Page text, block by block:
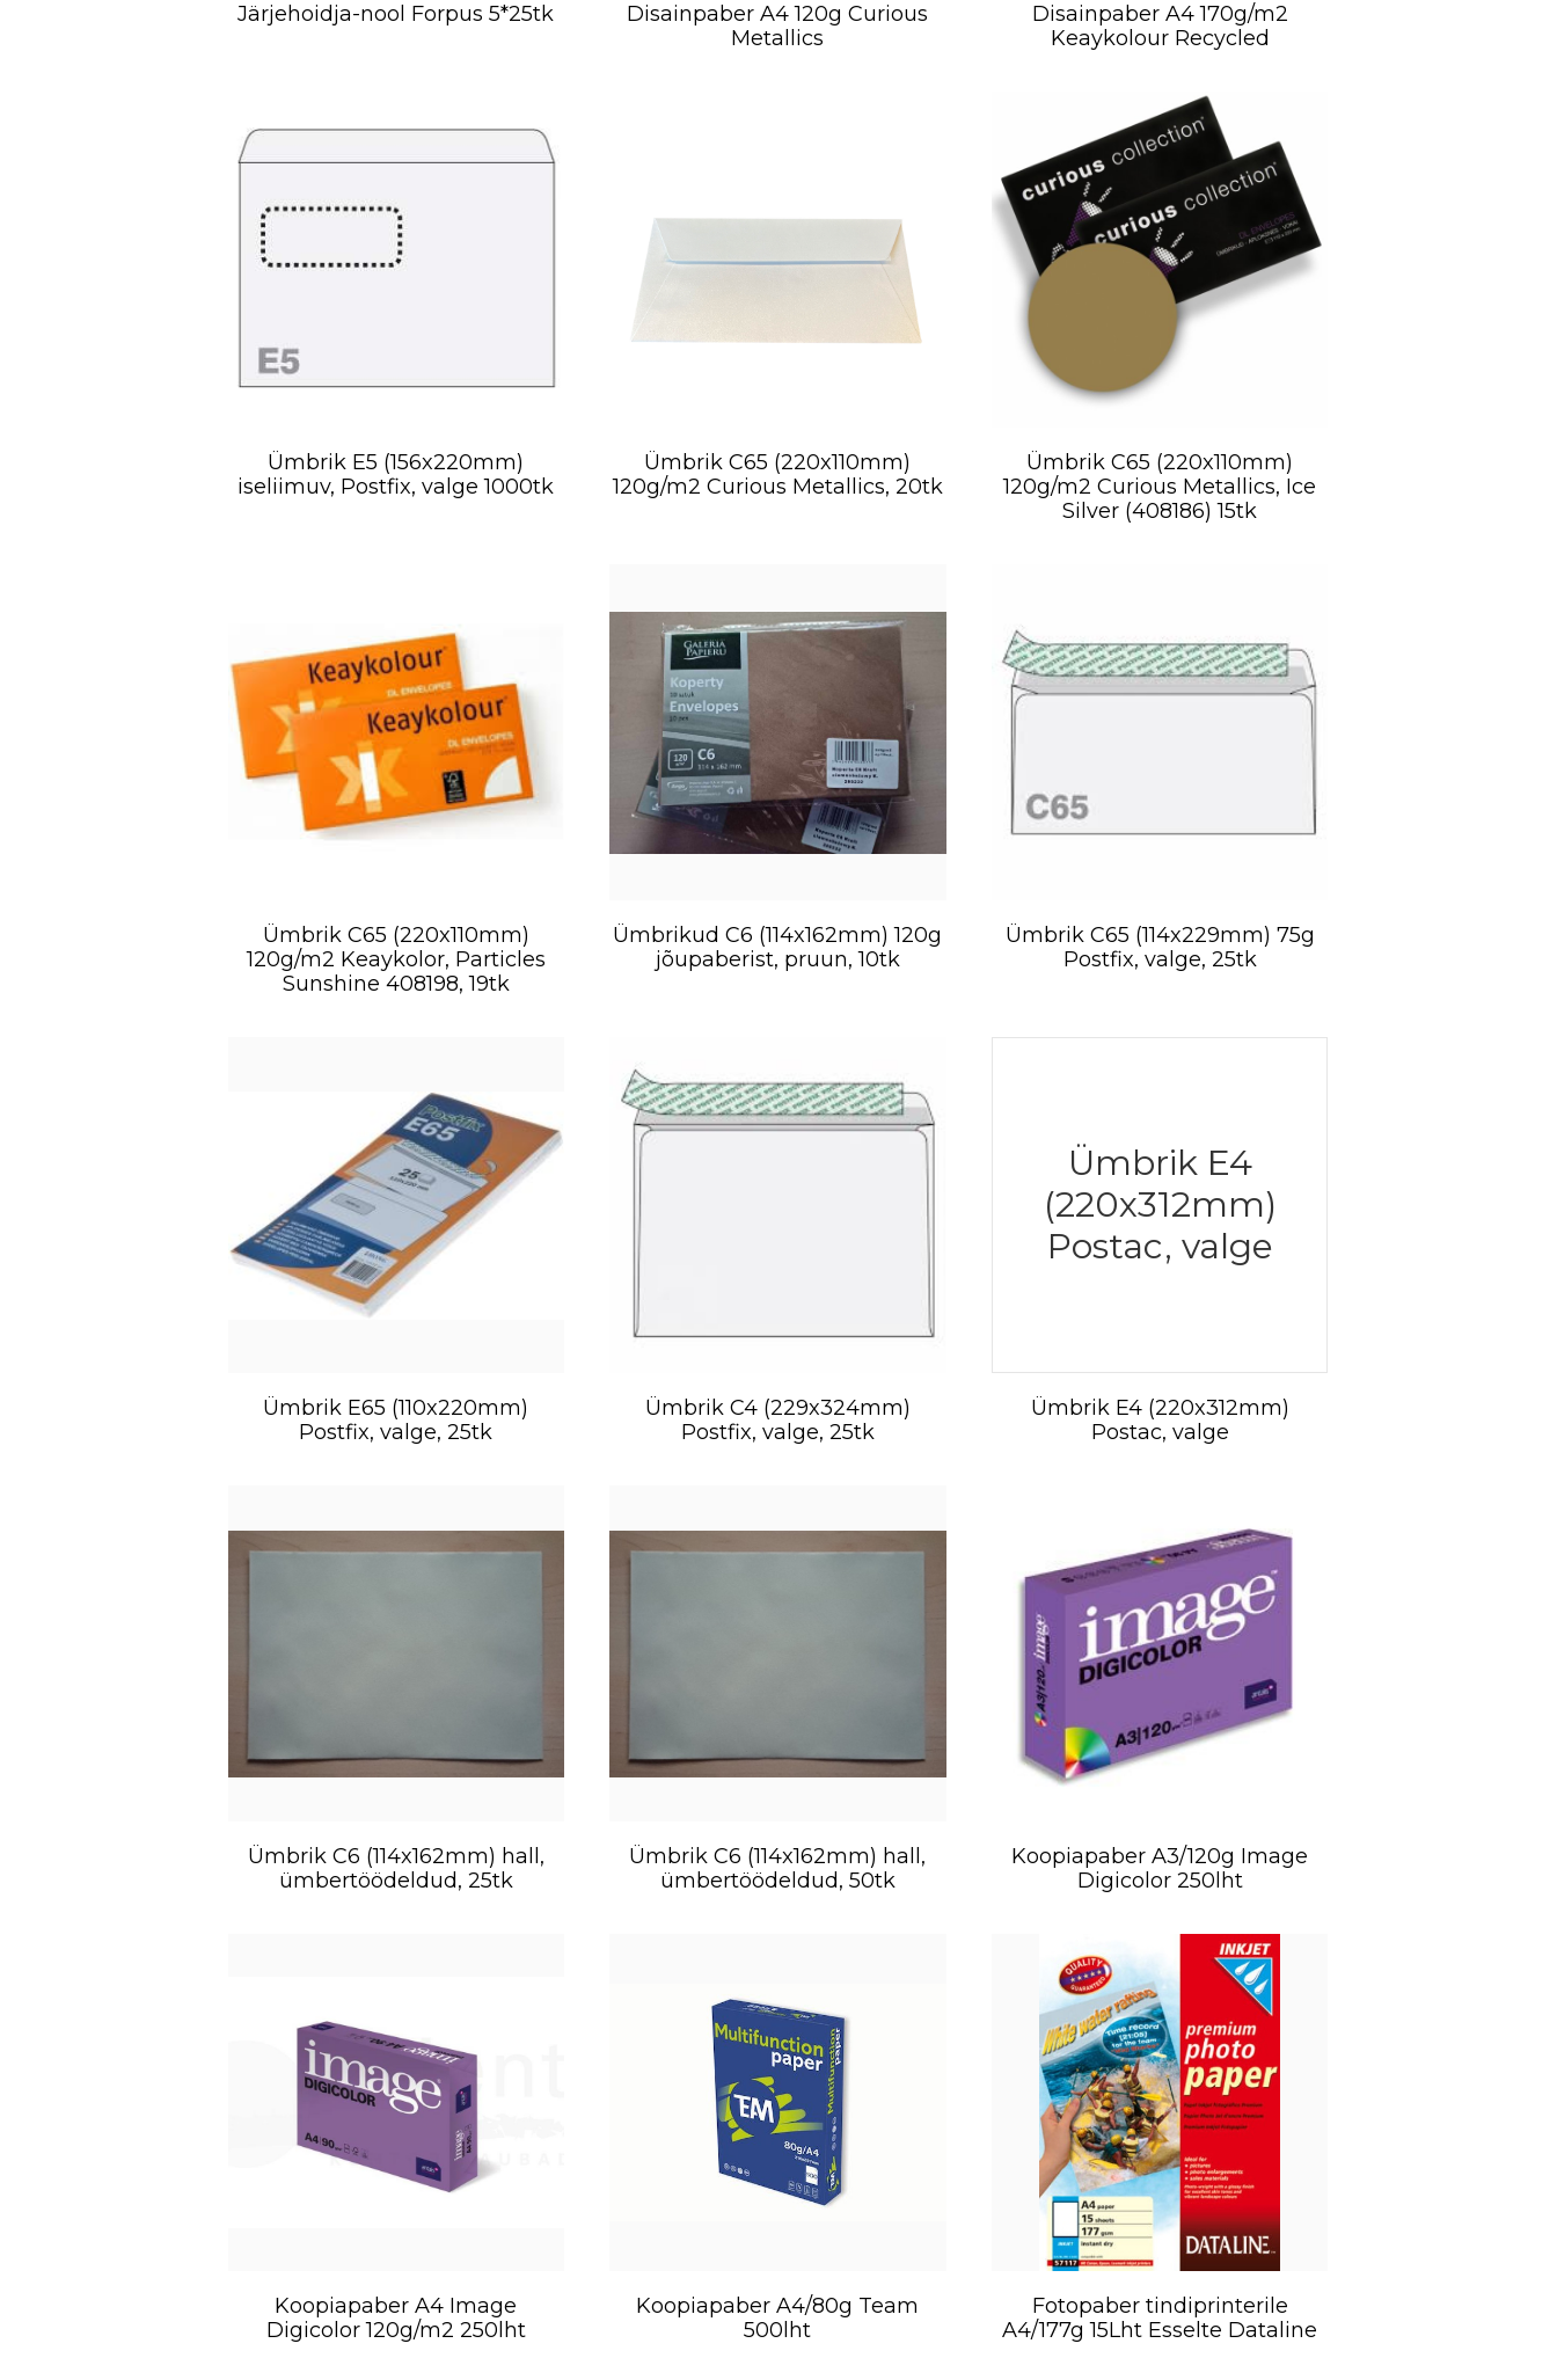
Järjehoidja-nool Forpus 5*25tk
Disainpaber A4 120g Curious
Metallics
Disainpaber A4 170g/m2
Keaykolour Recycled
Ümbrik E5 (156x220mm)
iseliimuv, Postfix, valge 1000tk
Ümbrik C65 (220x110mm)
120g/m2 Curious Metallics, 20tk
Ümbrik C65 (220x110mm)
120g/m2 Curious Metallics, Ice
Silver (408186) 15tk
Ümbrik C65 (220x110mm)
120g/m2 Keaykolor, Particles
Sunshine 408198, 19tk
Ümbrikud C6 (114x162mm) 120g
jõupaberist, pruun, 10tk
Ümbrik C65 (114x229mm) 75g
Postfix, valge, 25tk
Ümbrik E65 (110x220mm)
Postfix, valge, 25tk
Ümbrik C4 (229x324mm)
Postfix, valge, 25tk
Ümbrik E4
(220x312mm)
Postac, valge
Ümbrik E4 (220x312mm)
Postac, valge
Ümbrik C6 (114x162mm) hall,
ümbertöödeldud, 25tk
Ümbrik C6 (114x162mm) hall,
ümbertöödeldud, 50tk
Koopiapaber A3/120g Image
Digicolor 250lht
Koopiapaber A4 Image
Digicolor 120g/m2 250lht
Koopiapaber A4/80g Team
500lht
Fotopaber tindiprinterile
A4/177g 15Lht Esselte Dataline